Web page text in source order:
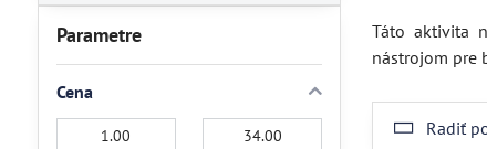
Táto aktivita
nástrojom pre
Radiť
Parametre
Cena